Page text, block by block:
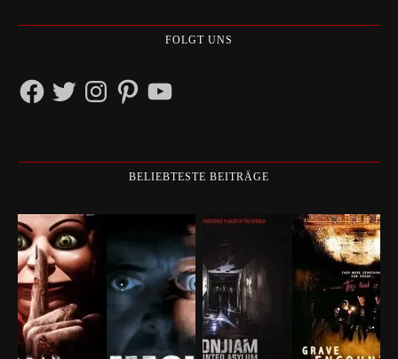
FOLGT UNS
FacebookTwitterInstagramPinterestYouTube
BELIEBTESTE BEITRÄGE